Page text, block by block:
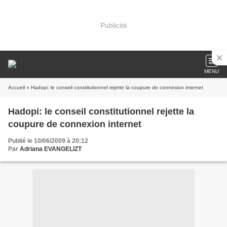
Publicité
MENU
Accueil » Hadopi: le conseil constitutionnel rejette la coupure de connexion internet
Hadopi: le conseil constitutionnel rejette la
coupure de connexion internet
Publié le 10/06/2009 à 20:12
Par Adriana EVANGELIZT